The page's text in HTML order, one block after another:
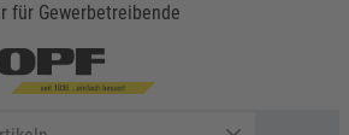
für Gewerbetreibende